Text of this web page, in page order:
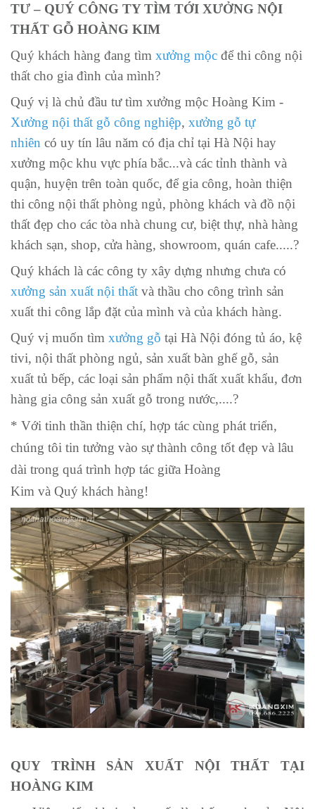
TƯ – QUÝ CÔNG TY TÌM TỚI XƯỞNG NỘI
THẤT GỖ HOÀNG KIM
Quý khách hàng đang tìm xưởng mộc để thi công nội
thất cho gia đình của mình?
Quý vị là chủ đầu tư tìm xưởng mộc Hoàng Kim -
Xưởng nội thất gỗ công nghiệp, xưởng gỗ tự
nhiên có uy tín lâu năm có địa chỉ tại Hà Nội hay
xưởng mộc khu vực phía bắc...và các tỉnh thành và
quận, huyện trên toàn quốc, để gia công, hoàn thiện
thi công nội thất phòng ngủ, phòng khách và đồ nội
thất đẹp cho các tòa nhà chung cư, biệt thự, nhà hàng
khách sạn, shop, cửa hàng, showroom, quán cafe.....?
Quý khách là các công ty xây dựng nhưng chưa có
xưởng sản xuất nội thất và thầu cho công trình sản
xuất thi công lắp đặt của mình và của khách hàng.
Quý vị muốn tìm xưởng gỗ tại Hà Nội đóng tủ áo, kệ
tivi, nội thất phòng ngủ, sản xuất bàn ghế gỗ, sản
xuất tủ bếp, các loại sản phẩm nội thất xuất khẩu, đơn
hàng gia công sản xuất gỗ trong nước,....?
* Với tinh thần thiện chí, hợp tác cùng phát triển,
chúng tôi tin tưởng vào sự thành công tốt đẹp và lâu
dài trong quá trình hợp tác giữa Hoàng
Kim và Quý khách hàng!
QUY TRÌNH SẢN XUẤT NỘI THẤT TẠI
HOÀNG KIM